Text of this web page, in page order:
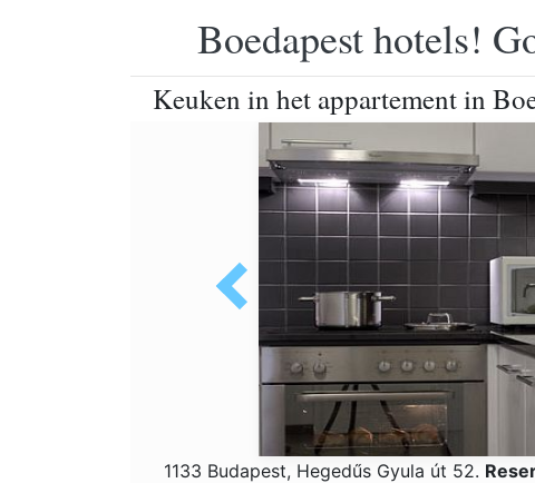
Boedapest hotels!
Keuken in het appartement in
1133 Budapest, Hegedűs Gyula út 52.